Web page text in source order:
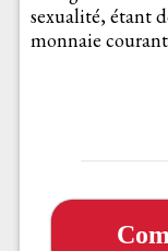
sexualité, étant
monnaie